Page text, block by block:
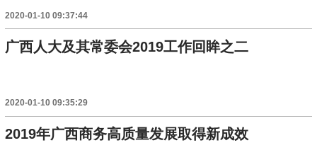
2020-01-10 09:37:44
广西人大及其常委会2019工作回眸之二
2020-01-10 09:35:29
2019年广西商务高质量发展取得新成效